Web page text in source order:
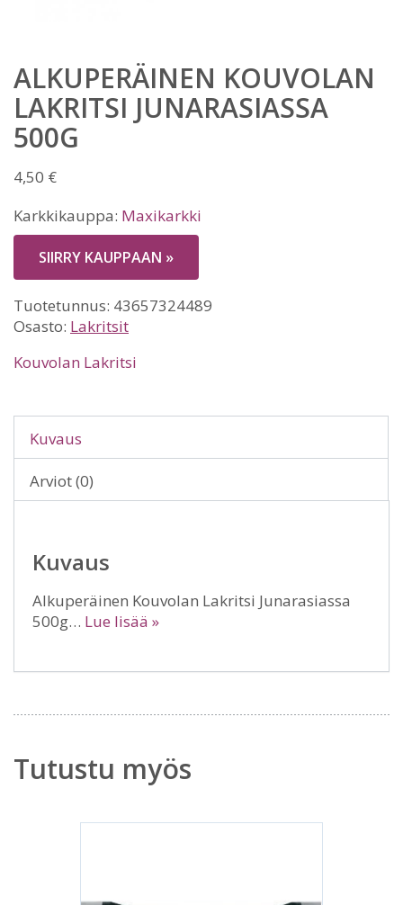
ALKUPERÄINEN KOUVOLAN
LAKRITSI JUNARASIASSA
500G
4,50 €
Karkkikauppa: Maxikarkki
SIIRRY KAUPPAAN »
Tuotetunnus: 43657324489
Osasto: Lakritsit
Kouvolan Lakritsi
Kuvaus
Arviot (0)
Kuvaus
Alkuperäinen Kouvolan Lakritsi Junarasiassa
500g… Lue lisää »
Tutustu myös